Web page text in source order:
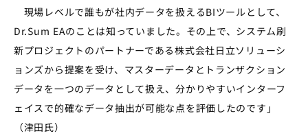
現場レベルで誰もが社内データを扱えるBIツールとして、
Dr.Sum EAのことは知っていました。その上で、システム刷
新プロジェクトのパートナーである株式会社日立ソリューシ
ョンズから提案を受け、マスターデータとトランザクション
データを一つのデータとして扱え、分かりやすいインターフ
ェイスで的確なデータ抽出が可能な点を評価したのです」
（津田氏）